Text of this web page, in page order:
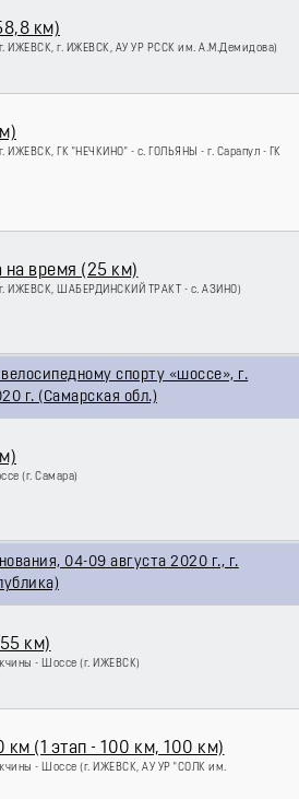
км)
ИЖЕВСК, г. ИЖЕВСК, АУ УР РССК им. А.М.Демидова)
ИЖЕВСК, ГК "НЕЧКИНО" - с. ГОЛЬЯНЫ - г. Сарапул - ГК
на время (25 км)
ИЖЕВСК, ШАБЕРДИНСКИЙ ТРАКТ - с. АЗИНО)
спорту «шоссе», г.
г. (Самарская обл.)
(г. Самара)
04-09 августа 2020 г., г.
км)
- Шоссе (г. ИЖЕВСК)
км (1 этап - 100 км, 100 км)
- Шоссе (г. ИЖЕВСК, АУ УР "СОЛК им.